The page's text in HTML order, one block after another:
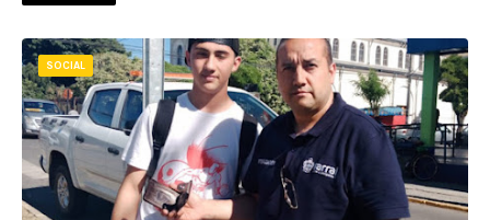
SOCIAL